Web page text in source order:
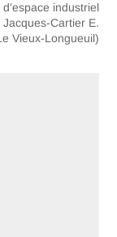
d'espace industriel
Cartier E.
Vieux-Longueuil)